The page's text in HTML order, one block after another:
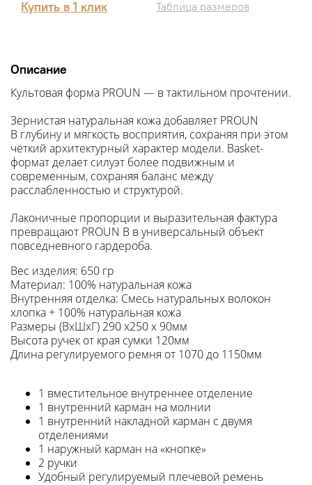
Купить в 1 клик Таблица размеров
Описание
Культовая форма PROUN — в тактильном прочтении.
Зернистая натуральная кожа добавляет PROUN
B глубину и мягкость восприятия, сохраняя при этом
чёткий архитектурный характер модели. Basket-
формат делает силуэт более подвижным и
современным, сохраняя баланс между
расслабленностью и структурой.
Лаконичные пропорции и выразительная фактура
превращают PROUN B в универсальный объект
повседневного гардероба.
Вес изделия: 650 гр
Материал: 100% натуральная кожа
Внутренняя отделка: Смесь натуральных волокон
хлопка + 100% натуральная кожа
Размеры (ВхШхГ) 290 х250 х 90мм
Высота ручек от края сумки 120мм
Длина регулируемого ремня от 1070 до 1150мм
1 вместительное внутреннее отделение
1 внутренний карман на молнии
1 внутренний накладной карман с двумя
отделениями
1 наружный карман на «кнопке»
2 ручки
Удобный регулируемый плечевой ремень